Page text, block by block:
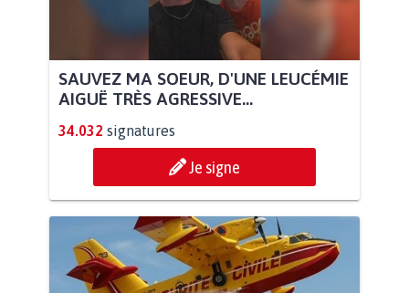
SAUVEZ MA SOEUR, D'UNE LEUCÉMIE
AIGUË TRÈS AGRESSIVE...
34.032 signatures
Je signe